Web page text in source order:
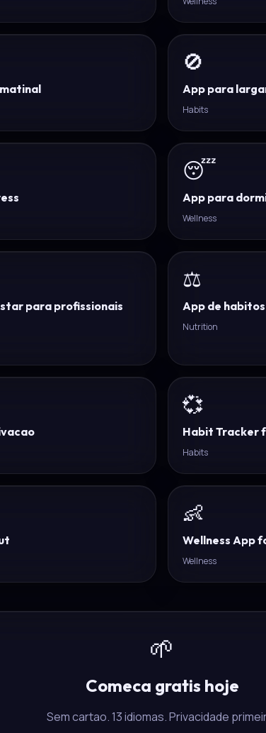
🚫
App para
Habits
😴
App para
Wellness
para profissionais
⚖️
App de
Nutrition
💞
Habit Tracker
Habits
👶
Wellness App
Wellness
🌱
Comeca gratis hoje
Sem cartao. 13 idiomas. Privacidade